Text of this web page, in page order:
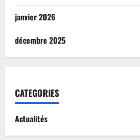
janvier 2026
décembre 2025
CATEGORIES
Actualités